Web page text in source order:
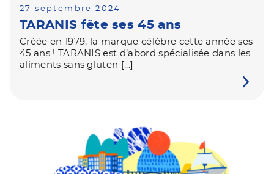
27 septembre 2024
TARANIS fête ses 45 ans
Créée en 1979, la marque célèbre cette année ses
45 ans ! TARANIS est d’abord spécialisée dans les
aliments sans gluten [...]